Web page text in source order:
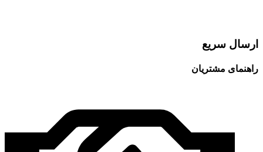
ارسال سریع
راهنمای مشتریان